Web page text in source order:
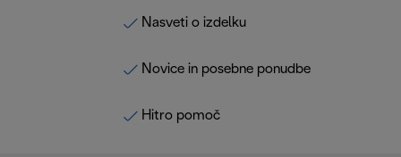
Nasveti o izdelku
Novice in posebne ponudbe
Hitro pomoč